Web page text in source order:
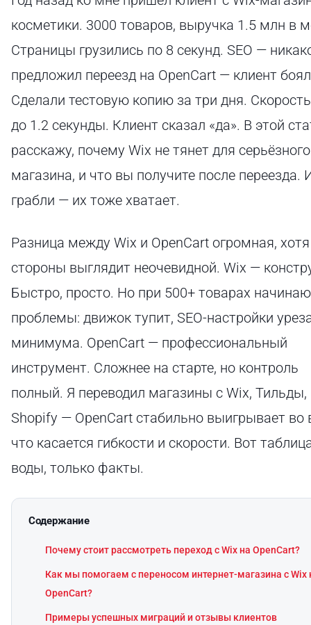
косметики. 3000 товаров, выручка 1.5 млн в
Страницы грузились по 8 секунд. SEO —
предложил переезд на OpenCart — клиент
Сделали тестовую копию за три дня.
до 1.2 секунды. Клиент сказал «да». В этой
расскажу, почему Wix не тянет для серьёзного
магазина, и что вы получите после переезда.
грабли — их тоже хватает.
Разница между Wix и OpenCart огромная,
стороны выглядит неочевидной. Wix —
Быстро, просто. Но при 500+ товарах
проблемы: движок тупит, SEO-настройки
минимума. OpenCart — профессиональный
инструмент. Сложнее на старте, но контроль
полный. Я переводил магазины с Wix, Тильды,
Shopify — OpenCart стабильно выигрывает во
что касается гибкости и скорости. Вот
воды, только факты.
Содержание
Почему стоит рассмотреть переход с Wix на OpenCart?
Как мы помогаем с переносом интернет-магазина с Wix
OpenCart?
Примеры успешных миграций и отзывы клиентов